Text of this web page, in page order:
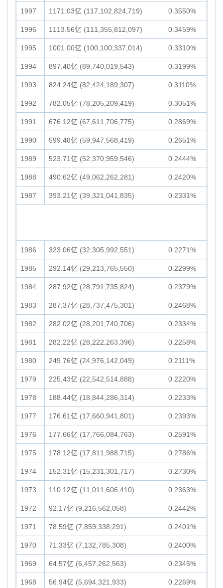
1997 1171.03亿 (117,102,824,719) 0.3550%
1996 1113.56亿 (111,355,812,097) 0.3459%
1995 1001.00亿 (100,100,337,014) 0.3310%
1994 897.40亿 (89,740,019,543) 0.3199%
1993 824.24亿 (82,424,189,307) 0.3110%
1992 782.05亿 (78,205,209,419) 0.3051%
1991 676.12亿 (67,611,706,775) 0.2869%
1990 599.48亿 (59,947,568,419) 0.2651%
1989 523.71亿 (52,370,959,546) 0.2444%
1988 490.62亿 (49,062,262,281) 0.2420%
1987 393.21亿 (39,321,041,835) 0.2331%
1986 323.06亿 (32,305,992,551) 0.2271%
1985 292.14亿 (29,213,765,550) 0.2299%
1984 287.92亿 (28,791,735,824) 0.2379%
1983 287.37亿 (28,737,475,301) 0.2468%
1982 282.02亿 (28,201,740,706) 0.2334%
1981 282.22亿 (28,222,263,396) 0.2258%
1980 249.76亿 (24,976,142,049) 0.2111%
1979 225.43亿 (22,542,514,888) 0.2220%
1978 188.44亿 (18,844,286,314) 0.2233%
1977 176.61亿 (17,660,941,801) 0.2393%
1976 177.66亿 (17,766,084,763) 0.2591%
1975 178.12亿 (17,811,988,715) 0.2786%
1974 152.31亿 (15,231,301,717) 0.2730%
1973 110.12亿 (11,011,606,410) 0.2363%
1972 92.17亿 (9,216,562,058) 0.2442%
1971 78.59亿 (7,859,338,291) 0.2401%
1970 71.33亿 (7,132,785,308) 0.2400%
1969 64.57亿 (6,457,262,563) 0.2345%
1968 56.94亿 (5,694,321,933) 0.2269%